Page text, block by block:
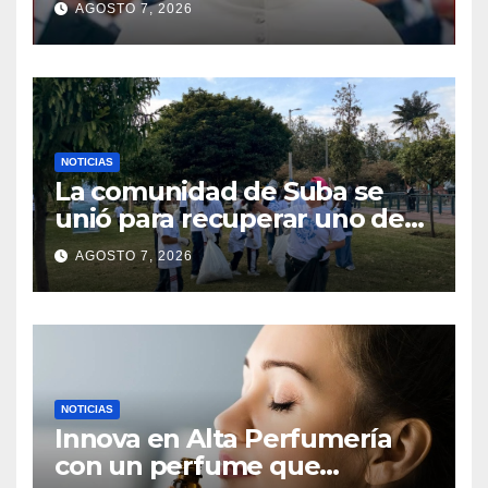
Suecia VIDEO
AGOSTO 7, 2026
NOTICIAS
La comunidad de Suba se
unió para recuperar uno de
los parques más
emblemáticos
AGOSTO 7, 2026
NOTICIAS
Innova en Alta Perfumería
con un perfume que